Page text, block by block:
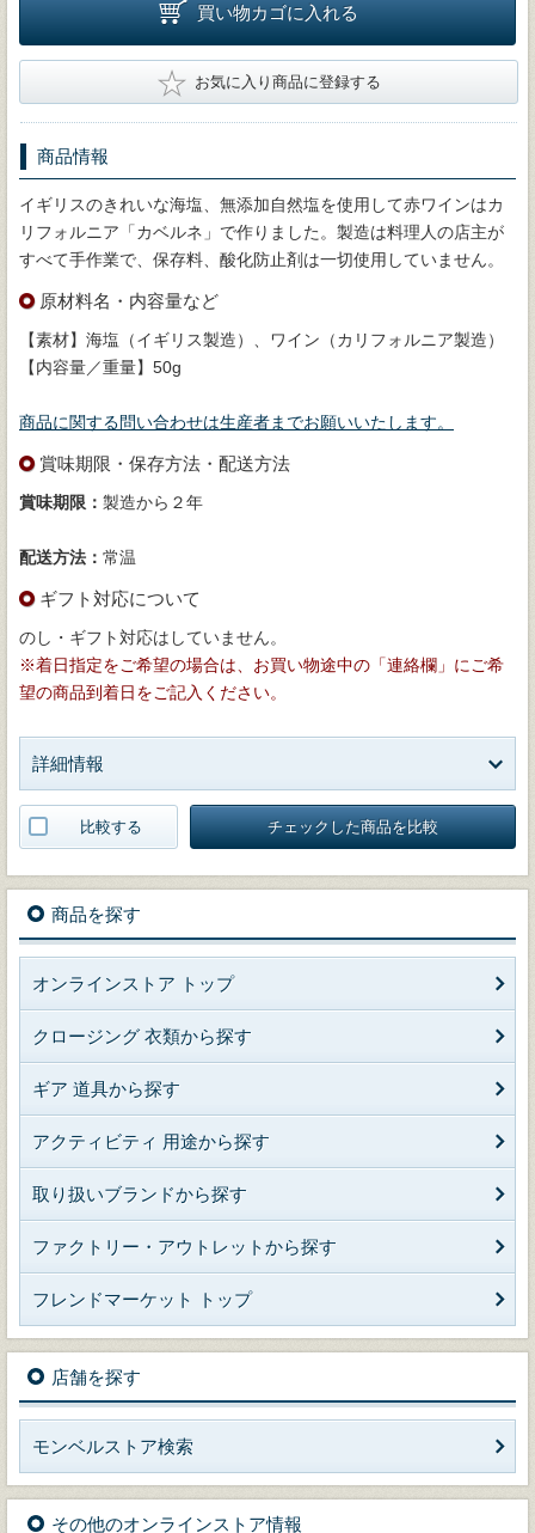
買い物カゴに入れる
★ お気に入り商品に登録する
商品情報
イギリスのきれいな海塩、無添加自然塩を使用して赤ワインはカ
リフォルニア「カベルネ」で作りました。製造は料理人の店主が
すべて手作業で、保存料、酸化防止剤は一切使用していません。
原材料名・内容量など
【素材】海塩（イギリス製造）、ワイン（カリフォルニア製造）
【内容量／重量】50g
商品に関する問い合わせは生産者までお願いいたします。
賞味期限・保存方法・配送方法
賞味期限： 製造から２年
配送方法： 常温
ギフト対応について
のし・ギフト対応はしていません。
※着日指定をご希望の場合は、お買い物途中の「連絡欄」にご希
望の商品到着日をご記入ください。
詳細情報
比較する チェックした商品を比較
商品を探す
オンラインストア トップ
クロージング 衣類から探す
ギア 道具から探す
アクティビティ 用途から探す
取り扱いブランドから探す
ファクトリー・アウトレットから探す
フレンドマーケット トップ
店舗を探す
モンベルストア検索
その他のオンラインストア情報